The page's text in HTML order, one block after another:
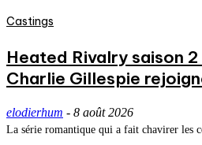
Castings
Heated Rivalry saison
Charlie Gillespie
elodierhum - 8 août 2026
La série romantique qui a fait chavirer les